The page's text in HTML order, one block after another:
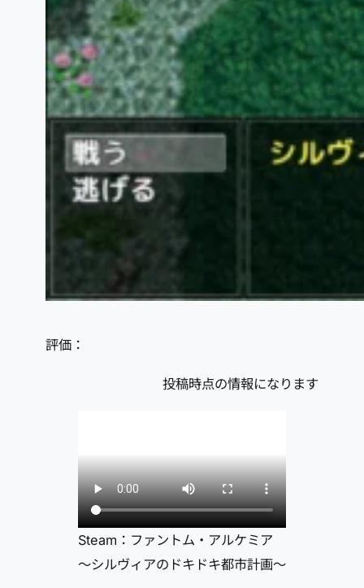
評価：
投稿時点の情報になります
Steam：ファントム・アルケミア
～シルヴィアのドキドキ都市計画～